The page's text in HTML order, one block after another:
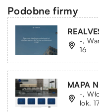
Podobne firmy
-,
16
MAPA
-,
lok. 17